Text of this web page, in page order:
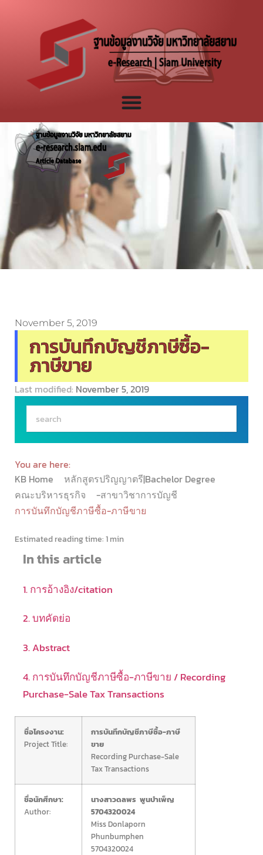
November 5, 2019
การบันทึกบัญชีภาษีซื้อ-
ภาษีขาย
Last modified: November 5, 2019
You are here:
KB Home
หลักสูตรปริญญาตรี|Bachelor Degree
คณะบริหารธุรกิจ
-สาขาวิชาการบัญชี
การบันทึกบัญชีภาษีซื้อ-ภาษีขาย
Estimated reading time:1 min
In this article
1. การอ้างอิง/citation
2. บทคัดย่อ
3. Abstract
4. การบันทึกบัญชีภาษีซื้อ-ภาษีขาย / Recording
Purchase-Sale Tax Transactions
ชื่อโครงงาน:
Project Title:
การบันทึกบัญชีภาษีซื้อ-ภาษี
ขาย
Recording Purchase-Sale
Tax Transactions
ชื่อนักศึกษา:
Author:
นางสาวดลพร พูนบำเพ็ญ
5704320024
Miss Donlaporn
Phunbumphen
5704320024